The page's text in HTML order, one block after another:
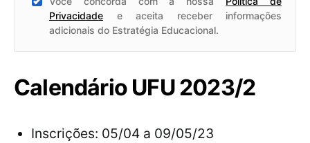
Privacidade e aceita receber informações
adicionais do Estratégia Educacional.
Calendário UFU 2023/2
Inscrições: 05/04 a 09/05/23